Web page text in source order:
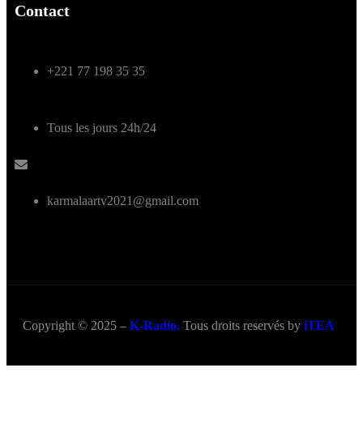
Contact
+221 77 198 35 35
Tous les jours 24h/24
karmalaartv2021@gmail.com
Copyright © 2025 – K-Radio. Tous droits reservés by iTEA